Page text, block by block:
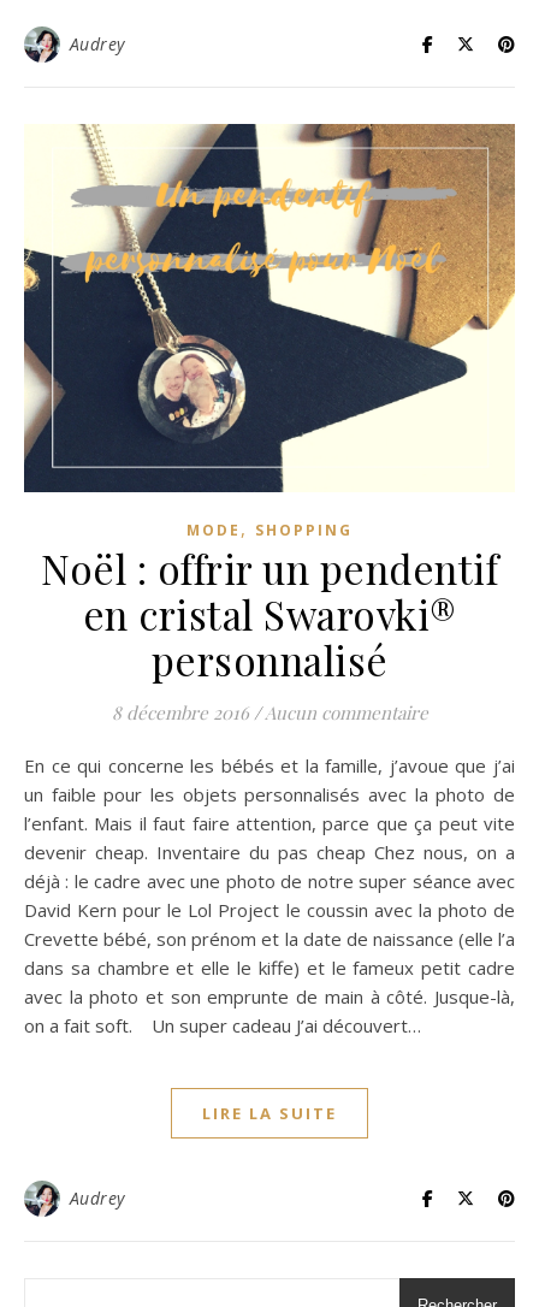
Audrey
MODE , SHOPPING
Noël : offrir un pendentif
en cristal Swarovki®
personnalisé
8 décembre 2016 /Aucun commentaire
En ce qui concerne les bébés et la famille, j’avoue que j’ai
un faible pour les objets personnalisés avec la photo de
l’enfant. Mais il faut faire attention, parce que ça peut vite
devenir cheap. Inventaire du pas cheap Chez nous, on a
déjà : le cadre avec une photo de notre super séance avec
David Kern pour le Lol Project le coussin avec la photo de
Crevette bébé, son prénom et la date de naissance (elle l’a
dans sa chambre et elle le kiffe) et le fameux petit cadre
avec la photo et son emprunte de main à côté. Jusque-là,
on a fait soft. Un super cadeau J’ai découvert…
LIRE LA SUITE
Audrey